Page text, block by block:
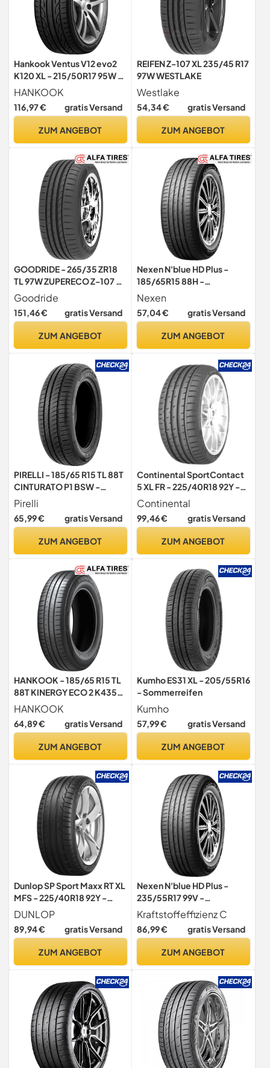
Hankook Ventus V12 evo2
K120 XL - 215/50R17 95W -
Sommerreifen
HANKOOK
116,97 € gratis Versand
ZUM ANGEBOT
REIFEN Z-107 XL 235/45 R17
97W WESTLAKE
Westlake
54,34 € gratis Versand
ZUM ANGEBOT
GOODRIDE - 265/35 ZR18
TL 97W ZUPERECO Z-107 XL
BSW M+S - Sommerreifen
Goodride
151,46 € gratis Versand
ZUM ANGEBOT
Nexen N'blue HD Plus -
185/65R15 88H -
Sommerreifen
Nexen
57,04 € gratis Versand
ZUM ANGEBOT
PIRELLI - 185/65 R15 TL 88T
CINTURATO P1 BSW -
Sommerreifen
Pirelli
65,99 € gratis Versand
ZUM ANGEBOT
Continental SportContact
5 XL FR - 225/40R18 92Y -
Sommerreifen
Continental
99,46 € gratis Versand
ZUM ANGEBOT
HANKOOK - 185/65 R15 TL
88T KINERGY ECO 2 K435
BSW - Sommerreifen
HANKOOK
64,89 € gratis Versand
ZUM ANGEBOT
Kumho ES31 XL - 205/55R16
- Sommerreifen
Kumho
57,99 € gratis Versand
ZUM ANGEBOT
Dunlop SP Sport Maxx RT XL
MFS - 225/40R18 92Y -
Sommerreifen
DUNLOP
89,94 € gratis Versand
ZUM ANGEBOT
Nexen N'blue HD Plus -
235/55R17 99V -
Sommerreifen
Kraftstoffeffizienz C
86,99 € gratis Versand
ZUM ANGEBOT